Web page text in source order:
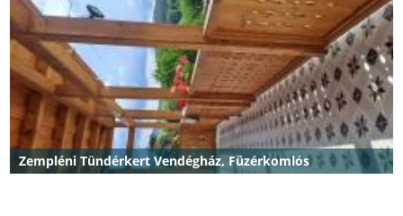
Zempléni Tündérkert Vendégház, Füzérkomlós